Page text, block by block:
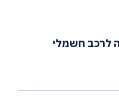
לרכב חשמלי